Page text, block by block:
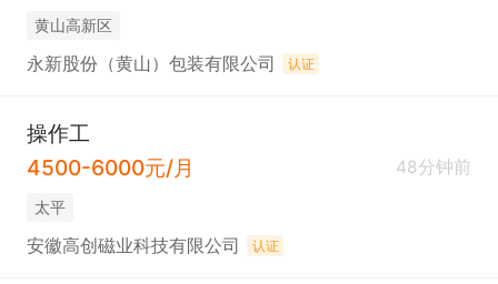
黄山高新区
永新股份（黄山）包装有限公司 认证
操作工
4500-6000元/月
48分钟前
太平
安徽高创磁业科技有限公司 认证